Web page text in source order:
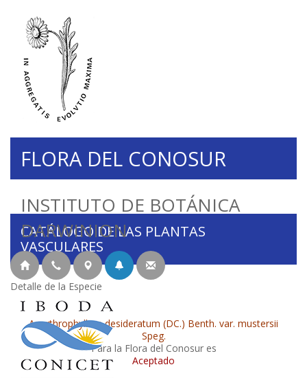
INSTITUTO DE BOTÁNICA
DARWINION
FLORA DEL CONOSUR
CATÁLOGO DE LAS PLANTAS
VASCULARES
Detalle de la Especie
Anarthrophyllum desideratum (DC.) Benth. var. mustersii
Speg.
Para la Flora del Conosur es
Aceptado